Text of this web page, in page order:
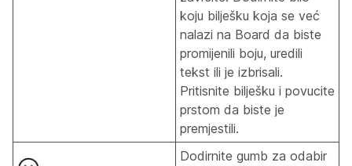
koju bilješku koja se već
nalazi na Board da biste
promijenili boju, uredili
tekst ili je izbrisali.
Pritisnite bilješku i povucite
prstom da biste je
premjestili.
Dodirnite gumb za odabir